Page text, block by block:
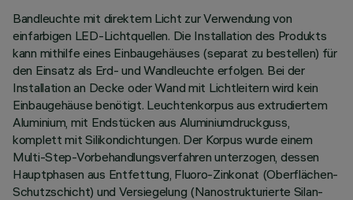
Bandleuchte mit direktem Licht zur Verwendung von
einfarbigen LED-Lichtquellen. Die Installation des Produkts
kann mithilfe eines Einbaugehäuses (separat zu bestellen) für
den Einsatz als Erd- und Wandleuchte erfolgen. Bei der
Installation an Decke oder Wand mit Lichtleitern wird kein
Einbaugehäuse benötigt. Leuchtenkorpus aus extrudiertem
Aluminium, mit Endstücken aus Aluminiumdruckguss,
komplett mit Silikondichtungen. Der Korpus wurde einem
Multi-Step-Vorbehandlungsverfahren unterzogen, dessen
Hauptphasen aus Entfettung, Fluoro-Zinkonat (Oberflächen-
Schutzschicht) und Versiegelung (Nanostrukturierte Silan-